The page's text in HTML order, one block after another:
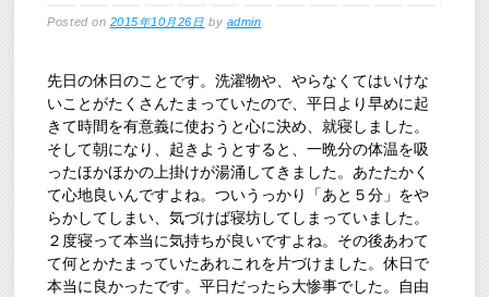
Posted on 2015年10月26日 by admin
先日の休日のことです。洗濯物や、やらなくてはいけな
いことがたくさんたまっていたので、平日より早めに起
きて時間を有意義に使おうと心に決め、就寝しました。
そして朝になり、起きようとすると、一晩分の体温を吸
ったほかほかの上掛けが湯涌してきました。あたたかく
て心地良いんですよね。ついうっかり「あと５分」をや
らかしてしまい、気づけば寝坊してしまっていました。
２度寝って本当に気持ちが良いですよね。その後あわて
て何とかたまっていたあれこれを片づけました。休日で
本当に良かったです。平日だったら大惨事でした。自由